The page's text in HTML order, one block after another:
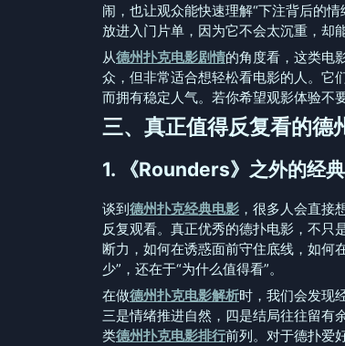
闹，也让观众能快速理解“下注背后的
放进入门片单，因为它不会太沉重，却
从德州扑克电影剧情的角度看，这类电
众，但非常适合想轻松看电影的人。它
而拥有稳定人气。若你希望观影体验不
三、真正值得反复看的德
1. 《Rounders》之外的经
谈到德州扑克经典电影 ，很多人会直接
反复观看。真正优秀的德扑电影，不只
断力，如何在诱惑面前守住底线，如何
少”，还在于“为什么值得看”。
在做德州扑克电影解析时，我们会发现
三是情绪推进自然，四是结局往往留有
类德州扑克电影排行前列。对于德扑爱